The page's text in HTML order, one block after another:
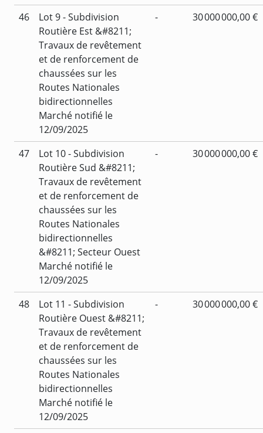
46
Lot 9 - Subdivision
Routière Est &#8211;
Travaux de revêtement
et de renforcement de
chaussées sur les
Routes Nationales
bidirectionnelles
Marché notifié le
12/09/2025
- 30 000 000,00 €
47
Lot 10 - Subdivision
Routière Sud &#8211;
Travaux de revêtement
et de renforcement de
chaussées sur les
Routes Nationales
bidirectionnelles
&#8211; Secteur Ouest
Marché notifié le
12/09/2025
- 30 000 000,00 €
48
Lot 11 - Subdivision
Routière Ouest &#8211;
Travaux de revêtement
et de renforcement de
chaussées sur les
Routes Nationales
bidirectionnelles
Marché notifié le
12/09/2025
- 30 000 000,00 €